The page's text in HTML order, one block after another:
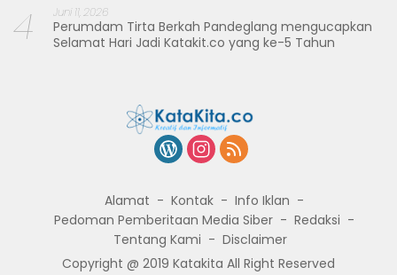
4 Juni 11, 2026
Perumdam Tirta Berkah Pandeglang mengucapkan
Selamat Hari Jadi Katakit.co yang ke-5 Tahun
Alamat Kontak
Info Iklan
Pedoman Pemberitaan Media Siber
Redaksi
Tentang Kami
Disclaimer
Copyright @ 2019 Katakita All Right Reserved